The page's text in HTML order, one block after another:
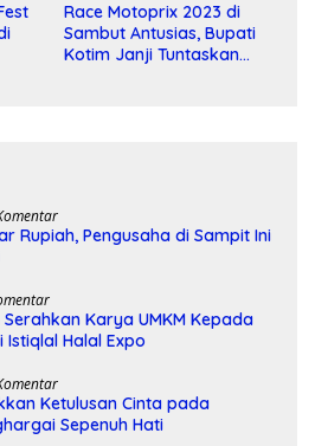
Race Motoprix 2023 di
Sambut Antusias, Bupati
Kotim Janji Tuntaskan
Rupiah, Pengusaha di Sampit Ini
Karya UMKM Kepada
Istiqlal Halal Expo
Ketulusan Cinta pada
Sepenuh Hati